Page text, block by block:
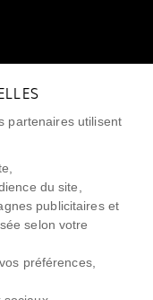
partenaires utilisent
du site,
publicitaires et
selon votre
préférences,
0805 299 049